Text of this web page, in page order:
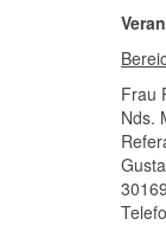
Frau
Nds.